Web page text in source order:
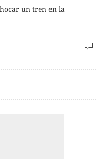
un tren en la